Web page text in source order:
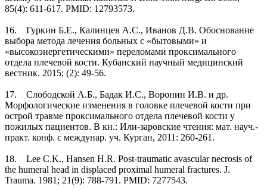
85(4): 611-617. PMID: 12793573.
16. Гуркин Б.Е., Калинцев А.С., Иванов Д.В. Обоснование
выбора метода лечения больных с «бытовыми» и
«высокоэнергетическими» переломами проксимального
отдела плечевой кости. Кубанский научный медицинский
вестник. 2015; (2): 49-56.
17. Слободской А.Б., Бадак И.С., Воронин И.В. и др.
Морфологические изменения в головке плечевой кости при
острой травме проксимального отдела плечевой кости у
пожилых пациентов. В кн.: Или-заровские чтения: мат. науч.-
практ. конф. с междунар. уч. Курган, 2011: 260-261.
18. Lee C.K., Hansen H.R. Post-traumatic avascular necrosis of
the humeral head in displaced proximal humeral fractures. J.
Trauma. 1981; 21(9): 788-791. PMID: 7277543.